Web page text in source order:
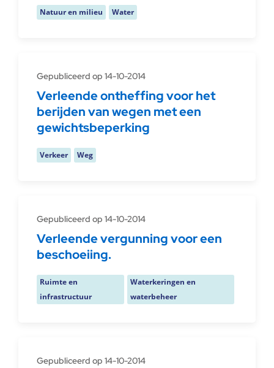
Natuur en milieu Water
Verleende ontheffing voor het
berijden van wegen met een
gewichtsbeperking
Gepubliceerd op 14-10-2014
Verkeer Weg
Verleende vergunning voor een
beschoeiing.
Gepubliceerd op 14-10-2014
Ruimte en
infrastructuur
Waterkeringen en
waterbeheer
Gepubliceerd op 14-10-2014